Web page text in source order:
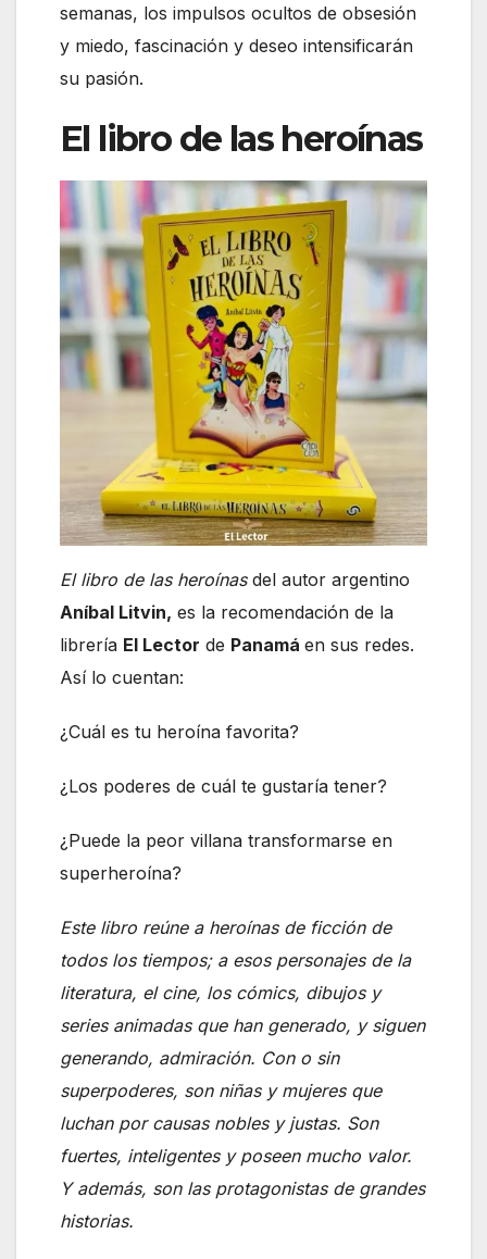
semanas, los impulsos ocultos de obsesión
y miedo, fascinación y deseo intensificarán
su pasión.
El libro de las heroínas
El libro de las heroínasdel autor argentino
Aníbal Litvin, es la recomendación de la
librería El Lector de Panamá en sus redes.
Así lo cuentan:
¿Cuál es tu heroína favorita?
¿Los poderes de cuál te gustaría tener?
¿Puede la peor villana transformarse en
superheroína?
Este libro reúne a heroínas de ficción de
todos los tiempos; a esos personajes de la
literatura, el cine, los cómics, dibujos y
series animadas que han generado, y siguen
generando, admiración. Con o sin
superpoderes, son niñas y mujeres que
luchan por causas nobles y justas. Son
fuertes, inteligentes y poseen mucho valor.
Y además, son las protagonistas de grandes
historias.